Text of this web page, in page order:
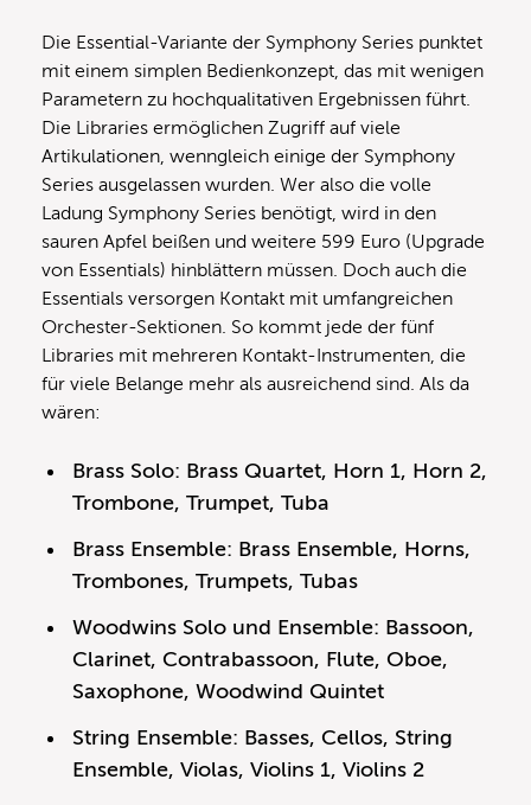
Die Essential-Variante der Symphony Series punktet
mit einem simplen Bedienkonzept, das mit wenigen
Parametern zu hochqualitativen Ergebnissen führt.
Die Libraries ermöglichen Zugriff auf viele
Artikulationen, wenngleich einige der Symphony
Series ausgelassen wurden. Wer also die volle
Ladung Symphony Series benötigt, wird in den
sauren Apfel beißen und weitere 599 Euro (Upgrade
von Essentials) hinblättern müssen. Doch auch die
Essentials versorgen Kontakt mit umfangreichen
Orchester-Sektionen. So kommt jede der fünf
Libraries mit mehreren Kontakt-Instrumenten, die
für viele Belange mehr als ausreichend sind. Als da
wären:
Brass Solo: Brass Quartet, Horn 1, Horn 2,
Trombone, Trumpet, Tuba
Brass Ensemble: Brass Ensemble, Horns,
Trombones, Trumpets, Tubas
Woodwins Solo und Ensemble: Bassoon,
Clarinet, Contrabassoon, Flute, Oboe,
Saxophone, Woodwind Quintet
String Ensemble: Basses, Cellos, String
Ensemble, Violas, Violins 1, Violins 2